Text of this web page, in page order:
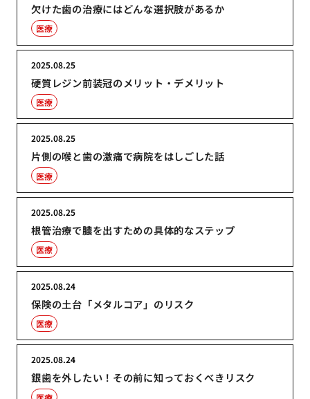
欠けた歯の治療にはどんな選択肢があるか
医療
硬質レジン前装冠のメリット・デメリット
2025.08.25
医療
片側の喉と歯の激痛で病院をはしごした話
2025.08.25
医療
根管治療で膿を出すための具体的なステップ
2025.08.25
医療
保険の土台「メタルコア」のリスク
2025.08.24
医療
銀歯を外したい！その前に知っておくべきリスク
2025.08.24